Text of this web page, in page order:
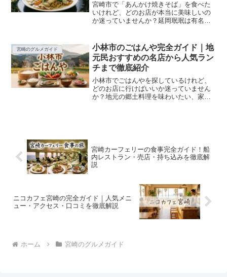
宮崎市で「あんかけ焼きそば」を食べた
いけれど、どのお店が本当に美味しいの
か迷っていませんか？延岡珉珉は有名だ
ウトに対応しているお店はどこか…気に
なるポイントは多いですよ...
宮崎のグルメガイド
小林市のごはんや完全ガイド｜地
元民おすすめの名店から人気ラン
チまで徹底紹介
小林市でごはんやを探しているけれど、
どのお店に行けばいいか迷っていません
か？地元の郷土料理を味わいたい、家族
宮崎カーフェリーの食事完全ガイド！船
内レストラン・売店・持ち込みを徹底解
説
ニコカフェ宮崎の完全ガイド｜人気メニ
ュー・アクセス・口コミを徹底解説
ホーム 宮崎のグルメガイド